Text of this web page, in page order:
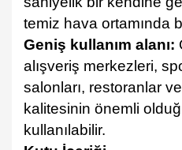
temiz hava ortamında
Geniş kullanım alanı:
alışveriş merkezleri,
salonları, restoranlar
kalitesinin önemli
kullanılabilir.